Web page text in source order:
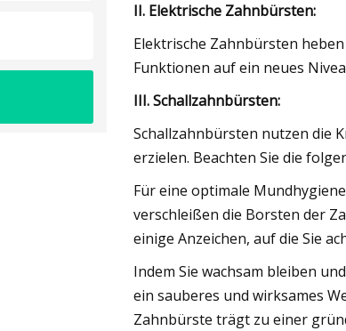
II. Elektrische Zahnbürsten:
Elektrische Zahnbürsten
Funktionen auf ein neues
III. Schallzahnbürsten:
Schallzahnbürsten nutzen die
erzielen. Beachten Sie die
Für eine optimale
verschleißen die Borsten der
einige Anzeichen, auf die Sie
Indem Sie wachsam bleiben
ein sauberes und wirksames
Zahnbürste trägt zu einer